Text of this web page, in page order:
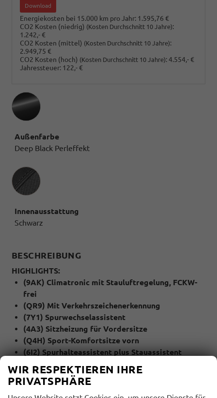
Download
Energiekosten bei 15.000 km pro Jahr: 1.595,76 €
CO2 Kosten (niedrig) (Kosten Durchschnitt 10 Jahre):
1.242,- €
CO2 Kosten (mittel) (Kosten Durchschnitt 10 Jahre):
2.949,75 €
CO2 Kosten (hoch) (Kosten Durchschnitt 10 Jahre):4.554,- €
Jahressteuer: 122,- €
Außenfarbe
Deep Black Perleffekt
Innenausstattung
Innenausstattung
Schwarz
BESCHREIBUNG
HIGHLIGHTS:
(9AK) Climatronic mit Stauluftregelung, FCKW-
frei
(QR9) Mit Verkehrszeichenerkennung
(7Y1) Spurwechselassistent
(4A3) Sitzheizung für Vordersitze
(Q4H) Sport-Komfortsitze vorn
(6I2) Spurhalteassistent plus Stauassistent
MULTIMEDIA UND KOMMUNIKATION:
WIR RESPEKTIEREN IHRE
PRIVATSPHÄRE